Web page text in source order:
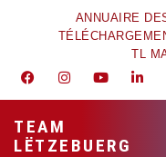
ANNUAIRE
TL
TEAM
LËTZEBUERG